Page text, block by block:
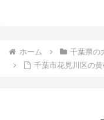
ホーム
千葉県の
千葉市花見川区の